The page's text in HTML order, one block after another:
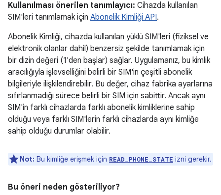
Kullanılması önerilen tanımlayıcı: Cihazda kullanılan
SIM'leri tanımlamak için Abonelik Kimliği API.
Abonelik Kimliği, cihazda kullanılan yüklü SIM'leri (fiziksel ve
elektronik olanlar dahil) benzersiz şekilde tanımlamak için
bir dizin değeri (1'den başlar) sağlar. Uygulamanız, bu kimlik
aracılığıyla işlevselliğini belirli bir SIM'in çeşitli abonelik
bilgileriyle ilişkilendirebilir. Bu değer, cihaz fabrika ayarlarına
sıfırlanmadığı sürece belirli bir SIM için sabittir. Ancak aynı
SIM'in farklı cihazlarda farklı abonelik kimliklerine sahip
olduğu veya farklı SIM'lerin farklı cihazlarda aynı kimliğe
sahip olduğu durumlar olabilir.
Not: Bu kimliğe erişmek için READ_PHONE_STATE izni gerekir.
Bu öneri neden gösteriliyor?